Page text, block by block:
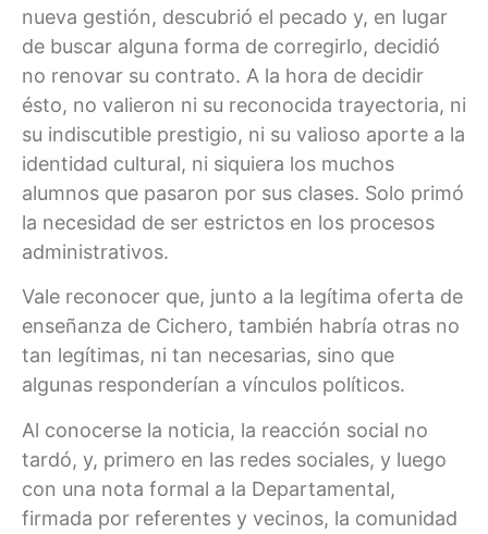
nueva gestión, descubrió el pecado y, en lugar
de buscar alguna forma de corregirlo, decidió
no renovar su contrato. A la hora de decidir
ésto, no valieron ni su reconocida trayectoria, ni
su indiscutible prestigio, ni su valioso aporte a la
identidad cultural, ni siquiera los muchos
alumnos que pasaron por sus clases. Solo primó
la necesidad de ser estrictos en los procesos
administrativos.
Vale reconocer que, junto a la legítima oferta de
enseñanza de Cichero, también habría otras no
tan legítimas, ni tan necesarias, sino que
algunas responderían a vínculos políticos.
Al conocerse la noticia, la reacción social no
tardó, y, primero en las redes sociales, y luego
con una nota formal a la Departamental,
firmada por referentes y vecinos, la comunidad